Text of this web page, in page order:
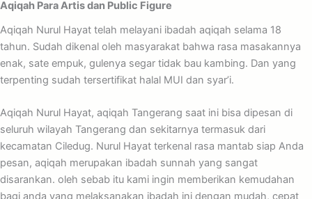
Aqiqah Para Artis dan Public Figure
Aqiqah Nurul Hayat telah melayani ibadah aqiqah selama 18
tahun. Sudah dikenal oleh masyarakat bahwa rasa masakannya
enak, sate empuk, gulenya segar tidak bau kambing. Dan yang
terpenting sudah tersertifikat halal MUI dan syar’i.
Aqiqah Nurul Hayat, aqiqah Tangerang saat ini bisa dipesan di
seluruh wilayah Tangerang dan sekitarnya termasuk dari
kecamatan Ciledug. Nurul Hayat terkenal rasa mantab siap Anda
pesan, aqiqah merupakan ibadah sunnah yang sangat
disarankan. oleh sebab itu kami ingin memberikan kemudahan
bagi anda yang melaksanakan ibadah ini dengan mudah, cepat